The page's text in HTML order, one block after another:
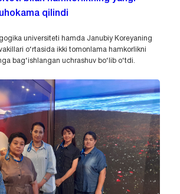
qilindi
universiteti hamda Janubiy Koreyaning
o‘rtasida ikki tomonlama hamkorlikni
bag‘ishlangan uchrashuv bo‘lib o‘tdi.